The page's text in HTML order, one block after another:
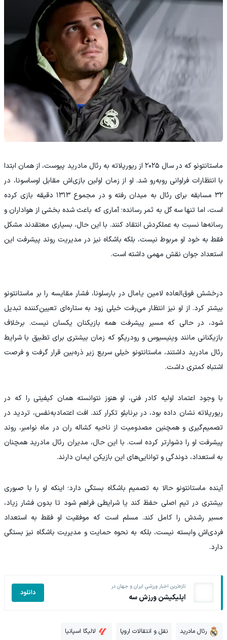
ماستانتونو که در سال ۲۰۲۵ از ریورپلاته به رئال مادرید پیوست، از همان ابتدا
با انتظارات فراوانی روبه‌رو شد. او از زمان اولین بازی‌اش مقابل اوساسونا، در
۳۲ مسابقه برای رئال به میدان رفته و در مجموع ۱۳۱۳ دقیقه بازی کرده
است، اما تنها سه گل به ثمر رسانده؛ آماری که باعث شده بخشی از هواداران و
رسانه‌ها نسبت به عملکردش انتقاد کنند. با این حال، بسیاری معتقدند مشکل
فقط به خود او مربوط نیست، بلکه باشگاه نیز در مدیریت روند پیشرفت این
استعداد جوان نقش مهمی داشته است.
درخشش فوق‌العاده لامین یامال در بارسلونا، فشار مقایسه را بر ماستانتونو
بیشتر کرد. از او نیز انتظار می‌رفت خیلی زود به ستاره‌ای تعیین‌کننده تبدیل
شود، در حالی که مسیر پیشرفت همه بازیکنان یکسان نیست. برخلاف
بازیکنانی مانند وینیسیوس و رودریگو که زمان بیشتری برای تطبیق با شرایط
رئال مادرید داشتند، ماستانتونو خیلی سریع زیر ذره‌بین قرار گرفت و فرصت
اشتباه کمتری داشت.
با وجود اعتماد اولیه کادر فنی، او هنوز نتوانسته همان کیفیتی را که در
ریورپلاته نشان داده بود، در برنابئو تکرار کند. افت اعتمادبه‌نفس، تردید در
تصمیم‌گیری و همچنین مصدومیت از ناحیه کشاله ران در ماه نوامبر، روند
پیشرفت او را دشوارتر کرده است. با این حال، مدیران رئال مادرید همچنان
به استعداد، دوندگی و توانایی‌های این بازیکن ایمان دارند.
آینده ماستانتونو حالا به تصمیم باشگاه بستگی دارد؛ اینکه او را با صبوری
بیشتری در تیم اصلی حفظ کند یا شرایطی فراهم شود تا بدون فشار زیاد،
مسیر رشدش را کامل کند. مسلم است که موفقیت او فقط به استعداد
فردی‌اش وابسته نیست، بلکه به نحوه حمایت و مدیریت باشگاه نیز بستگی
دارد.
تازه‌ترین اخبار ورزشی ایران و جهان در
اپلیکیشن ورزش سه دانلود
رئال مادرید نقل و انتقالات اروپا لالیگا اسپانیا